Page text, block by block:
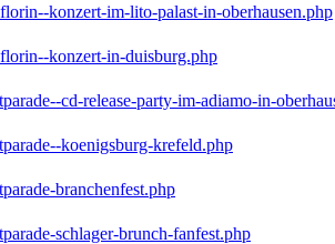
konzert-im-lito-palast-in-oberhausen.php
konzert-in-duisburg.php
cd-release-party-im-adiamo-in-
koenigsburg-krefeld.php
branchenfest.php
schlager-brunch-fanfest.php